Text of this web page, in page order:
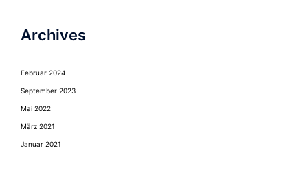
Archives
Februar 2024
September 2023
Mai 2022
März 2021
Januar 2021